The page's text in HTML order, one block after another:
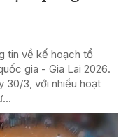
tin về kế hoạch tổ
gia - Gia Lai 2026.
30/3, với nhiều hoạt